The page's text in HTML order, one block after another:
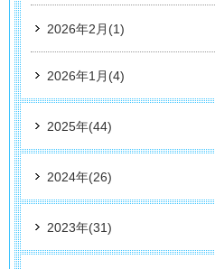
2026年2月(1)
2026年1月(4)
2025年(44)
2024年(26)
2023年(31)